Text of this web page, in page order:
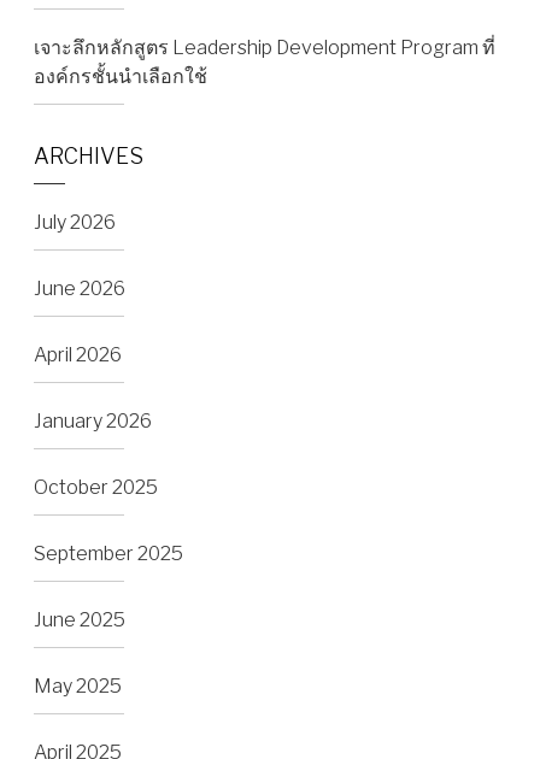
เจาะลึกหลักสูตร Leadership Development Program ที่
องค์กรชั้นนำเลือกใช้
ARCHIVES
July 2026
June 2026
April 2026
January 2026
October 2025
September 2025
June 2025
May 2025
April 2025